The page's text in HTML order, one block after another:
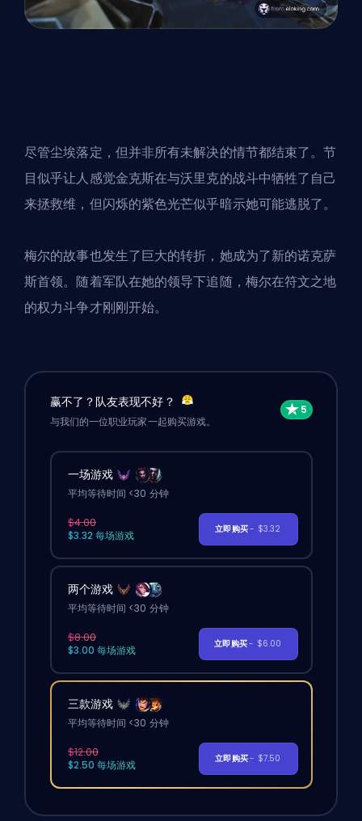
尽管尘埃落定，但并非所有未解决的情节都结束了。节
目似乎让人感觉金克斯在与沃里克的战斗中牺牲了自己
来拯救维，但闪烁的紫色光芒似乎暗示她可能逃脱了。
梅尔的故事也发生了巨大的转折，她成为了新的诺克萨
斯首领。随着军队在她的领导下追随， 梅尔在符文之地
的权力斗争才刚刚开始。
赢不了？队友表现不好？
与我们的一位职业玩家一起购买游戏。
一场游戏
平均等待时间 <30 分钟
$4.00
$3.32 每场游戏
立即购买- $3.32
两个游戏
平均等待时间 <30 分钟
$8.00
$3.00 每场游戏
立即购买- $6.00
三款游戏
平均等待时间 <30 分钟
$12.00
$2.50 每场游戏
立即购买- $7.50